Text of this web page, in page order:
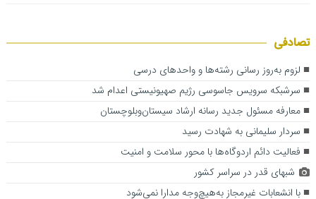
تصادفی
لزوم به‌روز رسانی رشته‌ها و واحدهای درسی
سرشبکه سرویس جاسوسی رژیم صهیونیستی اعدام شد
معارفه مسئول جدید رسانه ارشاد سیستان‌وبلوچستان
سردار سلیمانی به شهادت رسید
فعالیت دائم اردوگاه‌ها با محور سلامت و امنیت
شبهای قدر در سراسر کشور
با انشعابات غیرمجاز به‌هیچ‌وجه مدارا نمی‌شود